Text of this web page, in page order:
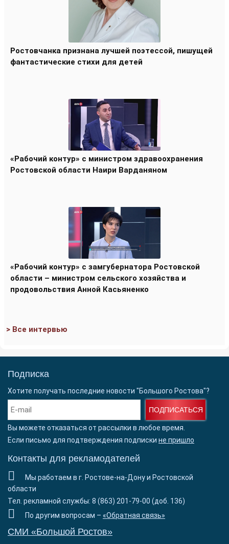
Ростовчанка признана лучшей поэтессой, пишущей
фантастические стихи для детей
«Рабочий контур» с министром здравоохранения
Ростовской области Наири Варданяном
«Рабочий контур» с замгубернатора Ростовской
области – министром сельского хозяйства и
продовольствия Анной Касьяненко
> Все интервью
Подписка
Хотите получать последние новости "Большого Ростова"?
ПОДПИСАТЬСЯ
Вы можете отказаться от рассылки в любое время.
Если письмо для подтверждения подписки не пришло
Контакты для рекламодателей
Мы работаем в г. Ростове-на-Дону и Ростовской
области
Тел. рекламной службы: 8 (863) 201-79-00 (доб. 136)
По другим вопросам – «Обратная связь»
СМИ «Большой Ростов»